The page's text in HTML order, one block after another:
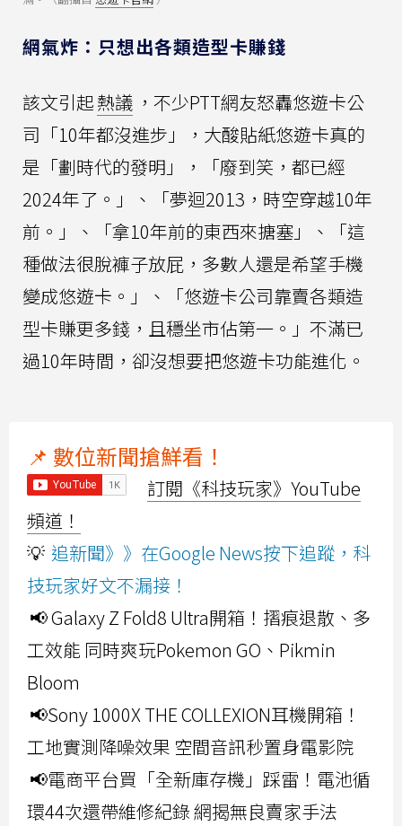
網氣炸：只想出各類造型卡賺錢
該文引起熱議 ，不少PTT網友怒轟悠遊卡公
司「10年都沒進步」，大酸貼紙悠遊卡真的
是「劃時代的發明」，「廢到笑，都已經
2024年了。」、「夢迴2013，時空穿越10年
前。」、「拿10年前的東西來搪塞」、「這
種做法很脫褲子放屁，多數人還是希望手機
變成悠遊卡。」、「悠遊卡公司靠賣各類造
型卡賺更多錢，且穩坐市佔第一。」不滿已
過10年時間，卻沒想要把悠遊卡功能進化。
📌 數位新聞搶鮮看！
訂閱《科技玩家》YouTube
頻道！
💡 追新聞》》在Google News按下追蹤，科
技玩家好文不漏接！
📢 Galaxy Z Fold8 Ultra開箱！摺痕退散、多
工效能 同時爽玩Pokemon GO、Pikmin
Bloom
📢Sony 1000X THE COLLEXION耳機開箱！
工地實測降噪效果 空間音訊秒置身電影院
📢電商平台買「全新庫存機」踩雷！電池循
環44次還帶維修紀錄 網揭無良賣家手法